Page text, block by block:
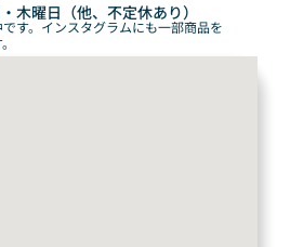
木曜日（他、不定休あり）
す。インスタグラムにも一部商品を